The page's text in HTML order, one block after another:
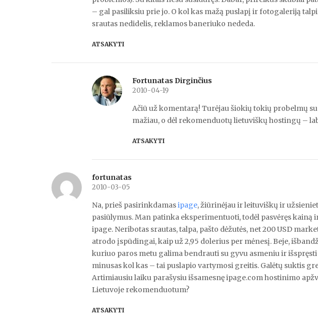
– gal pasiliksiu prie jo. O kol kas mažą puslapį ir fotogaleriją
srautas nedidelis, reklamos baneriuko nededa.
ATSAKYTI
Fortunatas Dirginčius
2010-04-19
Ačiū už komentarą! Turėjau šiokių tokių probelmų
mažiau, o dėl rekomenduotų lietuviškų hostingų –
ATSAKYTI
fortunatas
2010-03-05
Na, prieš pasirinkdamasipage, žiūrinėjau ir leituviškų ir
pasiūlymus. Man patinka eksperimentuoti, todėl pasvėręs kainą
ipage. Neribotas srautas, talpa, pašto dėžutės, net 200 USD
atrodo įspūdingai, kaip už 2,95 dolerius per mėnesį. Beje,
kuriuo paros metu galima bendrauti su gyvu asmeniu ir
minusas kol kas – tai puslapio vartymosi greitis. Galėtų suktis
Artimiausiu laiku parašysiu išsamesnę ipage.com hostinimo
Lietuvoje rekomenduotum?
ATSAKYTI